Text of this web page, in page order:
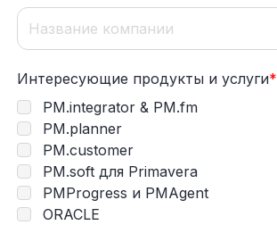
Интересующие продукты и услуги*
PM.integrator & PM.fm
PM.planner
PM.customer
PM.soft для Primavera
PMProgress и PMAgent
ORACLE